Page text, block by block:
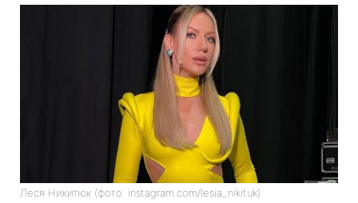
Леся Никитюк (фото: instagram.com/lesia_nikituk)